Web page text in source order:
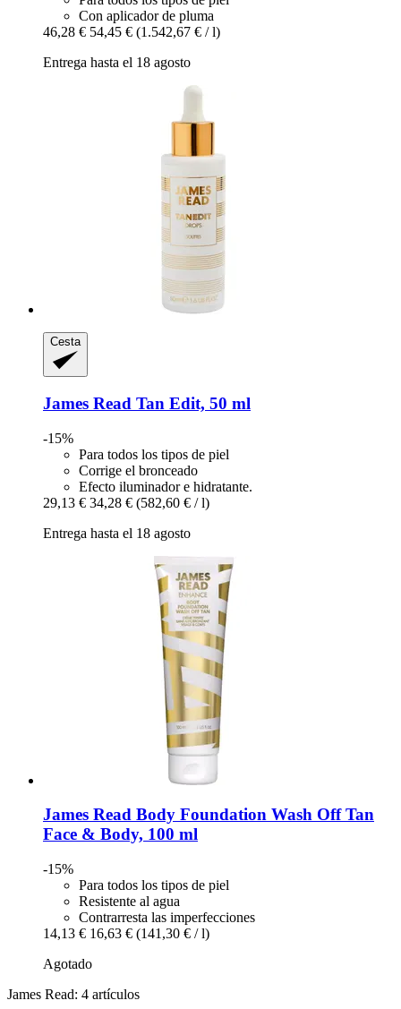
Con aplicador de pluma
46,28 € 54,45 € (1.542,67 € / l)
Entrega hasta el 18 agosto
Cesta
James Read Tan Edit, 50 ml
-15%
Para todos los tipos de piel
Corrige el bronceado
Efecto iluminador e hidratante.
29,13 € 34,28 € (582,60 € / l)
Entrega hasta el 18 agosto
James Read Body Foundation Wash Off Tan
Face & Body, 100 ml
-15%
Para todos los tipos de piel
Resistente al agua
Contrarresta las imperfecciones
14,13 € 16,63 € (141,30 € / l)
Agotado
James Read: 4 artículos